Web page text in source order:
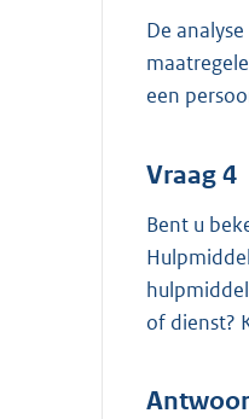
De
een
Vraag 4
Bent u
of dienst?